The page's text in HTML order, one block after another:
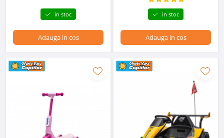
in stoc
Adauga in cos
in stoc
Adauga in cos